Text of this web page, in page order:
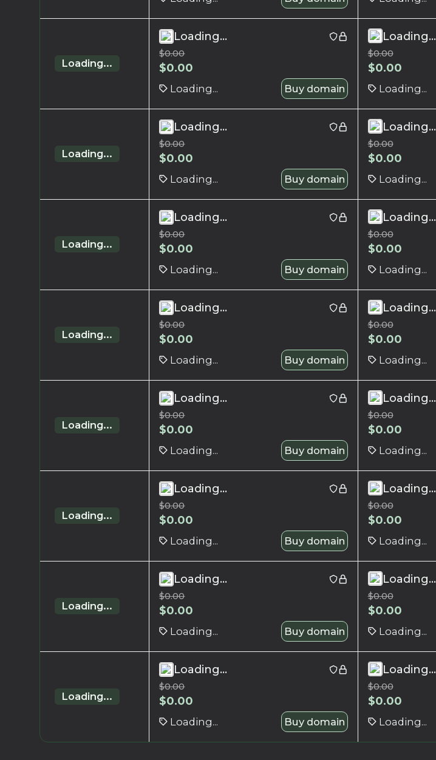
Loading...
Loading...
$0.00
$0.00
Loading... Buy domain
Loading...
$0.00
$0.00
Loading...
Loading...
Loading...
$0.00
$0.00
Loading... Buy domain
Loading...
$0.00
$0.00
Loading...
Loading...
Loading...
$0.00
$0.00
Loading... Buy domain
Loading...
$0.00
$0.00
Loading...
Loading...
Loading...
$0.00
$0.00
Loading... Buy domain
Loading...
$0.00
$0.00
Loading...
Loading...
Loading...
$0.00
$0.00
Loading... Buy domain
Loading...
$0.00
$0.00
Loading...
Loading...
Loading...
$0.00
$0.00
Loading... Buy domain
Loading...
$0.00
$0.00
Loading...
Loading...
Loading...
$0.00
$0.00
Loading... Buy domain
Loading...
$0.00
$0.00
Loading...
Loading...
Loading...
$0.00
$0.00
Loading... Buy domain
Loading...
$0.00
$0.00
Loading...